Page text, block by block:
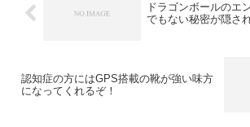
ドラゴンボールのエ
でもない秘密が隠さ
認知症の方にはGPS搭載の靴が強い味方
になってくれるぞ！